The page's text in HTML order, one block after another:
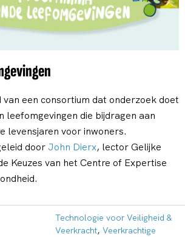
een consortium dat onderzoek doet
leefomgevingen die bijdragen aan
levensjaren voor inwoners.
door John Dierx, lector Gelijke
Keuzes van het Centre of Expertise
Technologie voor Veiligheid &
Veerkracht, Veerkrachtige